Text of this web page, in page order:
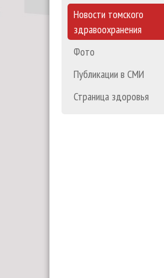
Новости томского
здравоохранения
Фото
Публикации в СМИ
Страница здоровья